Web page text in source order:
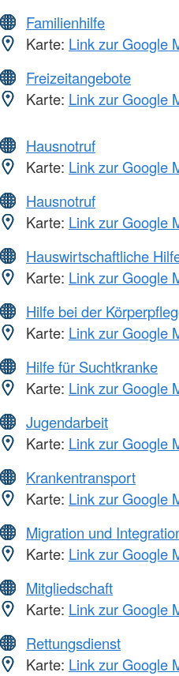
Familienhilfe
Karte: Link zur Google
Freizeitangebote
Karte: Link zur Google
Hausnotruf
Karte: Link zur Google
Hausnotruf
Karte: Link zur Google
Hauswirtschaftliche
Karte: Link zur Google
Hilfe bei der
Karte: Link zur Google
Hilfe für Suchtkranke
Karte: Link zur Google
Jugendarbeit
Karte: Link zur Google
Krankentransport
Karte: Link zur Google
Migration und
Karte: Link zur Google
Mitgliedschaft
Karte: Link zur Google
Rettungsdienst
Karte: Link zur Google